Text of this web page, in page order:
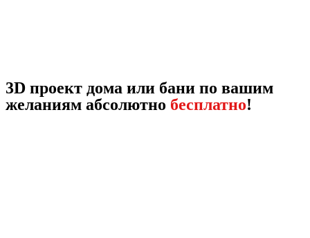
3D проект дома или бани по вашим
желаниям абсолютно бесплатно!